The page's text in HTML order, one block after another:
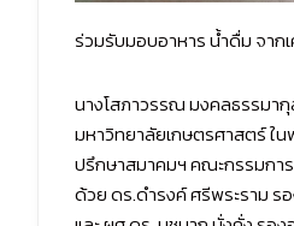
ร่วมรับมอบอาหาร น้ำดื่ม จาก
นางโสภาวรรณ มงคลธรรมา
มหาวิทยาลัยเกษตรศาสตร์ ใ
ปรึกษาสมาคมฯ คณะกรรมกา
ด้วย ดร.ดำรงค์ ศรีพระราม ร